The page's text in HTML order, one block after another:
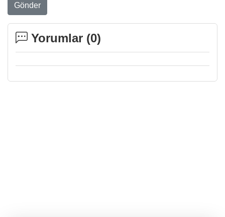
Gönder
Yorumlar (0)